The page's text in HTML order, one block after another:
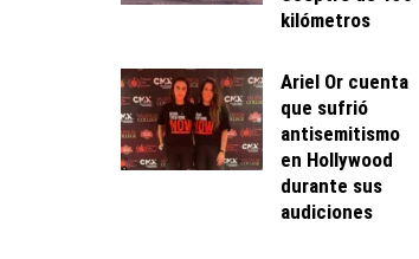
kilómetros
Ariel Or cuenta
que sufrió
antisemitismo
en Hollywood
durante sus
audiciones